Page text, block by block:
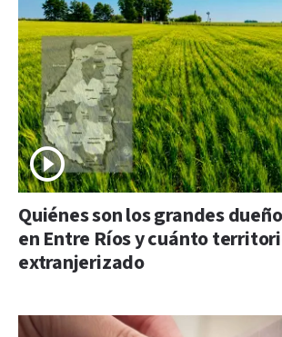
Quiénes son los grandes
en Entre Ríos y cuánto
extranjerizado